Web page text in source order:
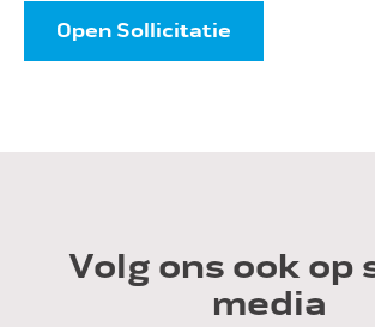
Open Sollicitatie
Volg ons ook op
media